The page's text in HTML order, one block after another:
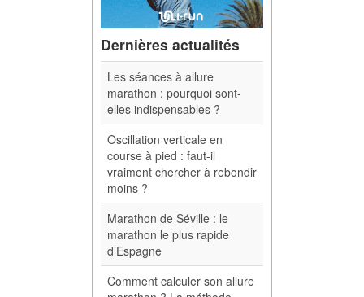
Dernières actualités
Les séances à allure
marathon : pourquoi sont-
elles indispensables ?
Oscillation verticale en
course à pied : faut-il
vraiment chercher à rebondir
moins ?
Marathon de Séville : le
marathon le plus rapide
d’Espagne
Comment calculer son allure